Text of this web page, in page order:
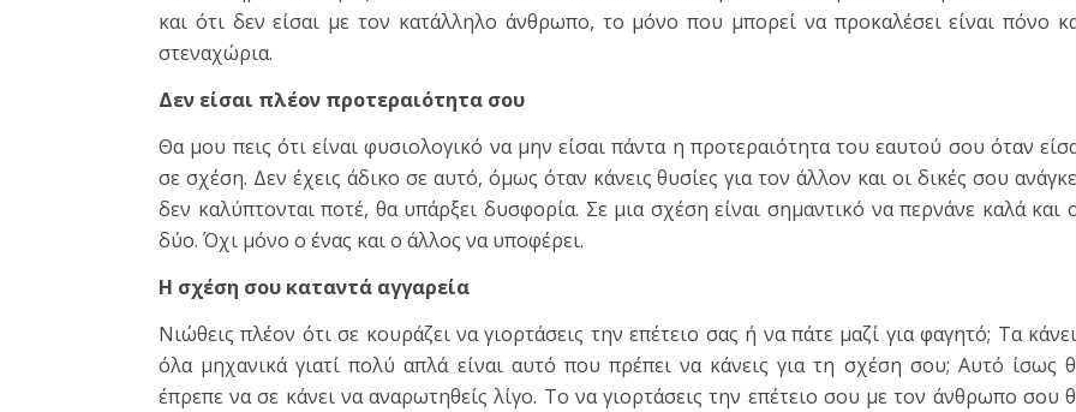
και ότι δεν είσαι με τον κατάλληλο άνθρωπο, το μόνο που μπορεί να προκαλέσει είναι πόνο
στεναχώρια.
Δεν είσαι πλέον προτεραιότητα σου
Θα μου πεις ότι είναι φυσιολογικό να μην είσαι πάντα η προτεραιότητα του εαυτού σου όταν
σε σχέση. Δεν έχεις άδικο σε αυτό, όμως όταν κάνεις θυσίες για τον άλλον και οι δικές σου
δεν καλύπτονται ποτέ, θα υπάρξει δυσφορία. Σε μια σχέση είναι σημαντικό να περνάνε καλά και
δύο. Όχι μόνο ο ένας και ο άλλος να υποφέρει.
Η σχέση σου καταντά αγγαρεία
Νιώθεις πλέον ότι σε κουράζει να γιορτάσεις την επέτειο σας ή να πάτε μαζί για φαγητό; Τα
όλα μηχανικά γιατί πολύ απλά είναι αυτό που πρέπει να κάνεις για τη σχέση σου; Αυτό ίσως
έπρεπε να σε κάνει να αναρωτηθείς λίγο. Το να γιορτάσεις την επέτειο σου με τον άνθρωπο σου